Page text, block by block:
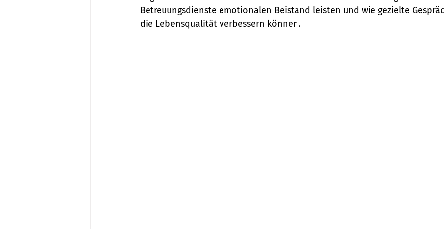
Betreuungsdienste emotionalen Beistand leisten und wie gezielte
die Lebensqualität verbessern können.